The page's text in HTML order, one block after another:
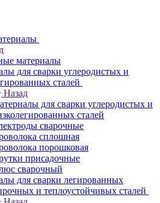
материалы
для сварки углеродистых и
сталей
Назад
для сварки углеродистых и
сталей
сварочные
сплошная
порошковая
присадочные
сварочный
для сварки легированных
и теплоустойчивых сталей